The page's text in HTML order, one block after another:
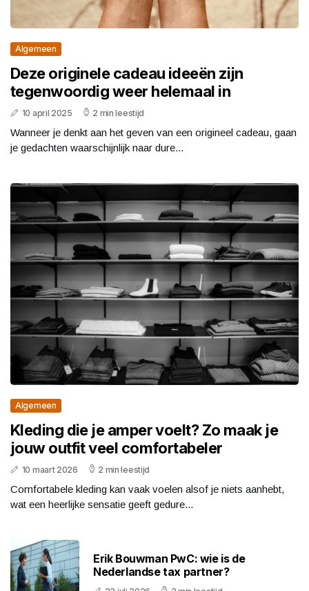
Algemeen
Deze originele cadeau ideeën zijn
tegenwoordig weer helemaal in
10 april 2025 2 min leestijd
Wanneer je denkt aan het geven van een origineel cadeau, gaan
je gedachten waarschijnlijk naar dure...
Algemeen
Kleding die je amper voelt? Zo maak je
jouw outfit veel comfortabeler
10 maart 2026 2 min leestijd
Comfortabele kleding kan vaak voelen alsof je niets aanhebt,
wat een heerlijke sensatie geeft gedure...
Erik Bouwman PwC: wie is de
Nederlandse tax partner?